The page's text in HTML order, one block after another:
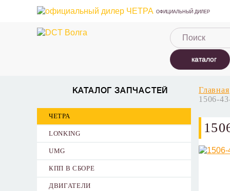
ОФИЦИАЛЬНЫЙ ДИЛЕР
каталог
КАТАЛОГ ЗАПЧАСТЕЙ
ЧЕТРА
LONKING
UMG
КПП В СБОРЕ
ДВИГАТЕЛИ
Главная
1506-